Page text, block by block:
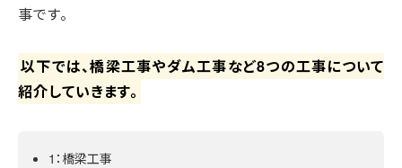
事です。
以下では、橋梁工事やダム工事など8つの工事について
紹介していきます。
1：橋梁工事